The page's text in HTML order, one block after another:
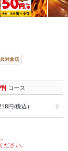
対象店
コース
円/税込）
さい。